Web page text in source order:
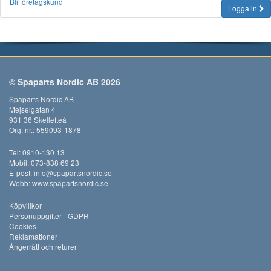
Logga in
© Spaparts Nordic AB 2026
Spaparts Nordic AB
Mejselgatan 4
931 36 Skellefteå
Org. nr.: 559093-1878
Tel: 0910-130 13
Mobil: 073-838 69 23
E-post:info@spapartsnordic.se
Webb:www.spapartsnordic.se
Köpvillkor
Personuppgifter - GDPR
Cookies
Reklamationer
Ångerrätt och returer